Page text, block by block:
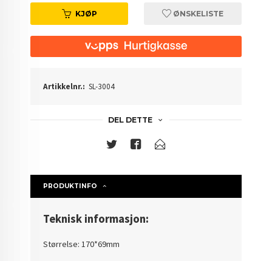
KJØP ØNSKELISTE
Artikkelnr.: SL-3004
DEL DETTE
PRODUKTINFO
Teknisk informasjon:
Størrelse: 170*69mm